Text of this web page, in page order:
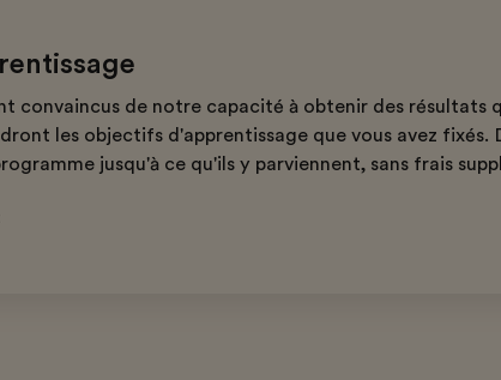
convaincus de notre capacité à obtenir des résultats
les objectifs d'apprentissage que vous avez fixés.
jusqu'à ce qu'ils y parviennent, sans frais